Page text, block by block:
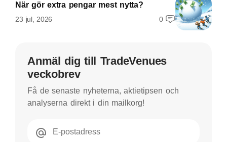
När gör extra pengar mest nytta?
23 jul, 2026 0
Anmäl dig till TradeVenues
veckobrev
Få de senaste nyheterna, aktietipsen och
analyserna direkt i din mailkorg!
E-postadress